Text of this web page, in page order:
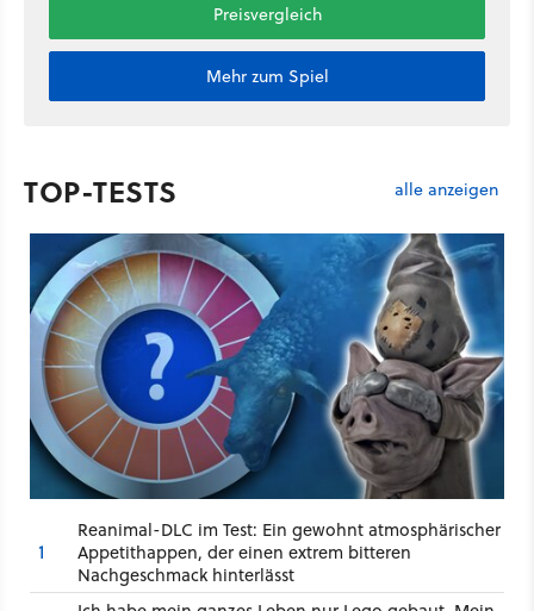
Preisvergleich
Mehr zum Spiel
TOP-TESTS alle anzeigen
1
Reanimal-DLC im Test: Ein gewohnt atmosphärischer
Appetithappen, der einen extrem bitteren
Nachgeschmack hinterlässt